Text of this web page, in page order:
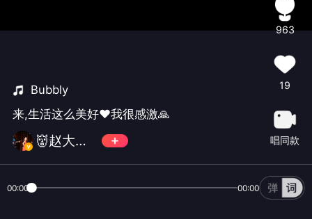
Bubbly
来,生活这么美好♥️我很感激🙏
👹赵大格儿👹
963
19
唱同款
00:00 00:00